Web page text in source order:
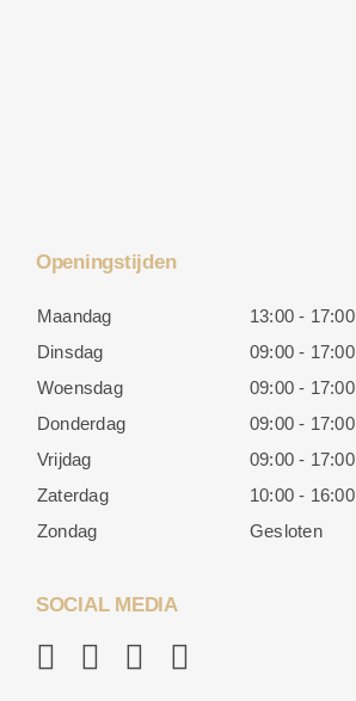
Openingstijden
Maandag
13:00 - 17:00
Dinsdag
09:00 - 17:00
Woensdag
09:00 - 17:00
Donderdag
09:00 - 17:00
Vrijdag
09:00 - 17:00
Zaterdag
10:00 - 16:00
Zondag
Gesloten
SOCIAL MEDIA